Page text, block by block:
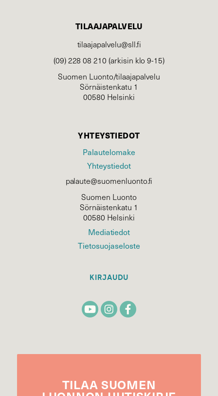
TILAAJAPALVELU
tilaajapalvelu@sll.fi
(09) 228 08 210 (arkisin klo 9-15)
Suomen Luonto/tilaajapalvelu
Sörnäistenkatu 1
00580 Helsinki
YHTEYSTIEDOT
Palautelomake
Yhteystiedot
palaute@suomenluonto.fi
Suomen Luonto
Sörnäistenkatu 1
00580 Helsinki
Mediatiedot
Tietosuojaseloste
KIRJAUDU
TILAA SUOMEN